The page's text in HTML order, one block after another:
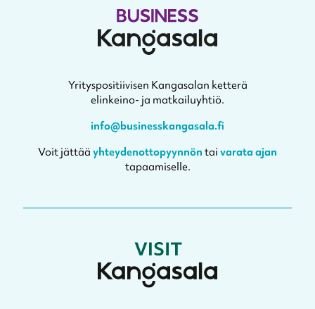
Yrityspositiivisen Kangasalan ketterä
elinkeino- ja matkailuyhtiö.
info@businesskangasala.fi
Voit jättääyhteydenottopyynnöntaivarata ajan
tapaamiselle.